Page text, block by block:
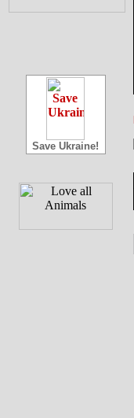
Save Ukraine!